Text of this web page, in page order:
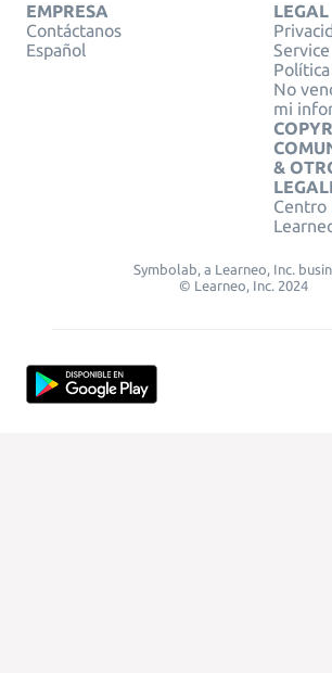
EMPRESA
Contáctanos
Español
LEGAL
No
mi
&
Centro
Symbolab, a Learneo, Inc.
© Learneo, Inc. 2024